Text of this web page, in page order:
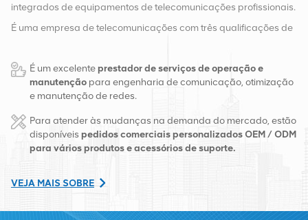
integrados de equipamentos de telecomunicações profissionais.
É uma empresa de telecomunicações com três qualificações de
empresa possui dois armazéns inteligentes e centros de
distribuição de fábrica em Changsha e Hong Kong. Em 2016,
China. Com sede na China, realizamos negócios internacionais
no Sudeste Asiático, Europa, Estados Unidos, África e Rússia,
equipamentos e serviços de manutenção abrangentes, como
É um excelenteprestador de serviços de operação e
manutenção para engenharia de comunicação, otimização
e manutenção de redes.
Para atender às mudanças na demanda do mercado, estão
disponíveispedidos comerciais personalizados OEM / ODM
para vários produtos e acessórios de suporte.
VEJA MAIS SOBRE